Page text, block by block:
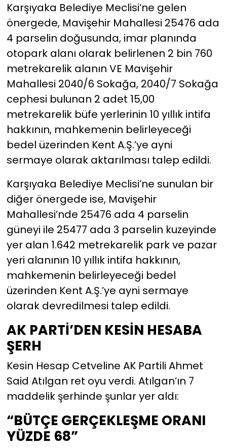
Karşıyaka Belediye Meclisi’ne gelen
önergede, Mavişehir Mahallesi 25476 ada
4 parselin doğusunda, imar planında
otopark alanı olarak belirlenen 2 bin 760
metrekarelik alanın VE Mavişehir
Mahallesi 2040/6 Sokağa, 2040/7 Sokağa
cephesi bulunan 2 adet 15,00
metrekarelik büfe yerlerinin 10 yıllık intifa
hakkının, mahkemenin belirleyeceği
bedel üzerinden Kent A.Ş.’ye ayni
sermaye olarak aktarılması talep edildi.
Karşıyaka Belediye Meclisi’ne sunulan bir
diğer önergede ise, Mavişehir
Mahallesi’nde 25476 ada 4 parselin
güneyi ile 25477 ada 3 parselin kuzeyinde
yer alan 1.642 metrekarelik park ve pazar
yeri alanının 10 yıllık intifa hakkının,
mahkemenin belirleyeceği bedel
üzerinden Kent A.Ş.’ye ayni sermaye
olarak devredilmesi talep edildi.
AK PARTİ’DEN KESİN HESABA
ŞERH
Kesin Hesap Cetveline AK Partili Ahmet
Said Atılgan ret oyu verdi. Atılgan’ın 7
maddelik şerhinde şunlar yer aldı:
“BÜTÇE GERÇEKLEŞME ORANI
YÜZDE 68”